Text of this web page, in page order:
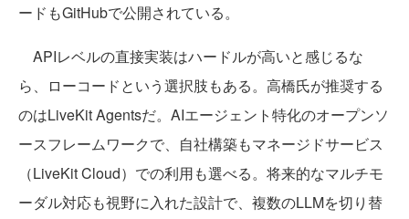
ードもGitHubで公開されている。
APIレベルの直接実装はハードルが高いと感じるな
ら、ローコードという選択肢もある。高橋氏が推奨する
のはLiveKit Agentsだ。AIエージェント特化のオープンソ
ースフレームワークで、自社構築もマネージドサービス
（LiveKit Cloud）での利用も選べる。将来的なマルチモ
ーダル対応も視野に入れた設計で、複数のLLMを切り替